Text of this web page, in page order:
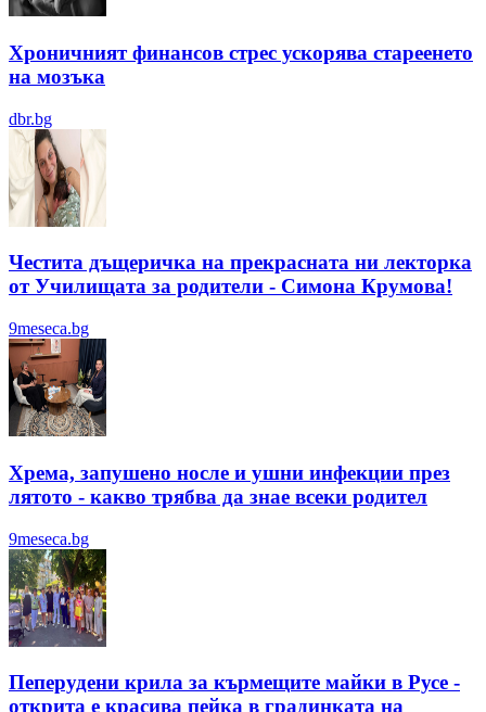
Хроничният финансов стрес ускорява стареенето
на мозъка
dbr.bg
Честита дъщеричка на прекрасната ни лекторка
от Училищата за родители - Симона Крумова!
9meseca.bg
Хрема, запушено носле и ушни инфекции през
лятотo - какво трябва да знае всеки родител
9meseca.bg
Пеперудени крила за кърмещите майки в Русе -
открита е красива пейка в градинката на